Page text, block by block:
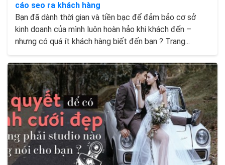
cáo seo ra khách hàng
Bạn đã dành thời gian và tiền bạc để đảm bảo cơ sở
kinh doanh của mình luôn hoàn hảo khi khách đến –
nhưng có quá ít khách hàng biết đến bạn ? Trang...